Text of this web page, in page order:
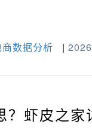
数据分析 |
？虾皮之